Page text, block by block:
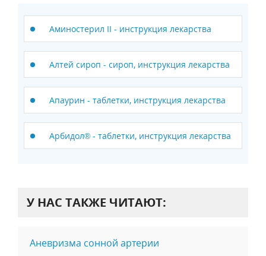
Аминостерил II - инструкция лекарства
Алтей сироп - сироп, инструкция лекарства
Апаурин - таблетки, инструкция лекарства
Арбидол® - таблетки, инструкция лекарства
У НАС ТАКЖЕ ЧИТАЮТ:
Аневризма сонной артерии